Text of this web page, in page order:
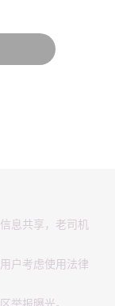
息共享，老司机
户考虑使用法律
举报曝光。